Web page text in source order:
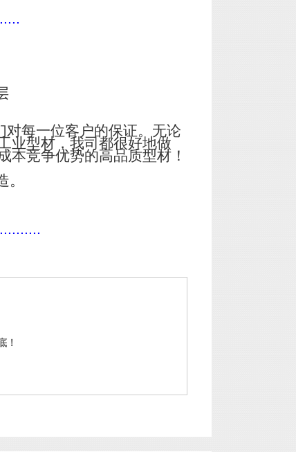
每一位客户的保证。无论
业型材，我司都很好地做
本竞争优势的高品质型材！
！
13632919686 / 网上价格仅供参